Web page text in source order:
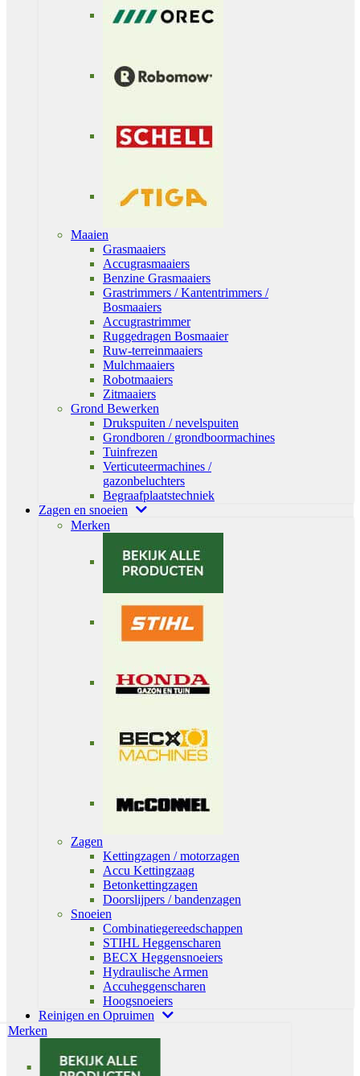
Maaien
Grasmaaiers
Accugrasmaaiers
Benzine Grasmaaiers
Grastrimmers / Kantentrimmers /
Bosmaaiers
Accugrastrimmer
Ruggedragen Bosmaaier
Ruw-terreinmaaiers
Mulchmaaiers
Robotmaaiers
Zitmaaiers
Grond Bewerken
Drukspuiten / nevelspuiten
Grondboren / grondboormachines
Tuinfrezen
Verticuteermachines /
gazonbeluchters
Begraafplaatstechniek
Zagen en snoeien
Merken
Zagen
Kettingzagen / motorzagen
Accu Kettingzaag
Betonkettingzagen
Doorslijpers / bandenzagen
Snoeien
Combinatiegereedschappen
STIHL Heggenscharen
BECX Heggensnoeiers
Hydraulische Armen
Accuheggenscharen
Hoogsnoeiers
Reinigen en Opruimen
Merken